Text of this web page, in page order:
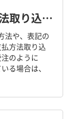
【全モール共通】支払い方法取り込みの変換設定について
法や、表記の
方法取り込
のように
る場合は、